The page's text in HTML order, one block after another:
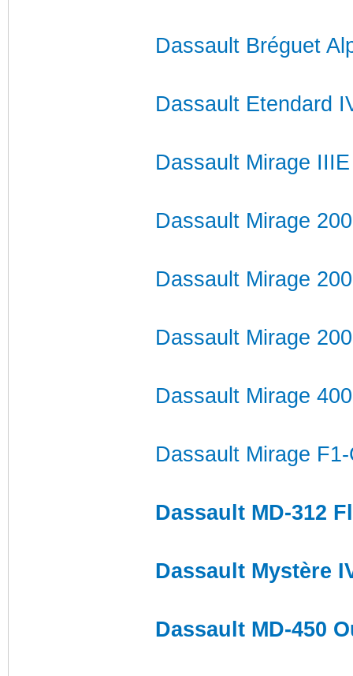
Dassault Bréguet
Dassault Etendard
Dassault Mirage IIIE
Dassault Mirage
Dassault Mirage
Dassault Mirage
Dassault Mirage
Dassault Mirage
Dassault MD-312
Dassault Mystère
Dassault MD-450